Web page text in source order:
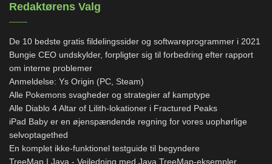
Redaktørens Valg
De 10 bedste gratis fildelingssider og softwareprogrammer i 2021
Bungie CEO undskylder, forpligter sig til forbedring efter rapport
om interne problemer
Anmeldelse: Ys Origin (PC, Steam)
Alle Pokemons svagheder og strategier af kamptype
Alle Diablo 4 Altar of Lilith-lokationer i Fractured Peaks
iPad Baby er en øjenspændende regning for vores uophørlige
selvoptagethed
En komplet ikke-funktionel testguide til begyndere
TreeMap I Java - Vejledning med Java TreeMap-eksempler